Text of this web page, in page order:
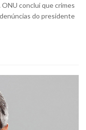
conclui que crimes
do presidente